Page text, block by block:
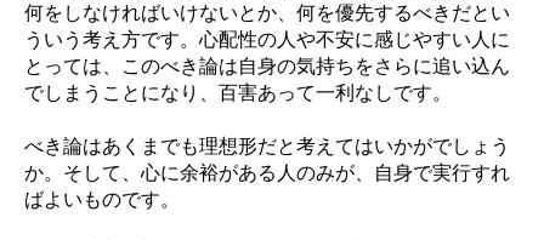
何をしなければいけないとか、何を優先するべきだとい
ういう考え方です。心配性の人や不安に感じやすい人に
とっては、このべき論は自身の気持ちをさらに追い込ん
でしまうことになり、百害あって一利なしです。
べき論はあくまでも理想形だと考えてはいかがでしょう
か。そして、心に余裕がある人のみが、自身で実行すれ
ばよいものです。